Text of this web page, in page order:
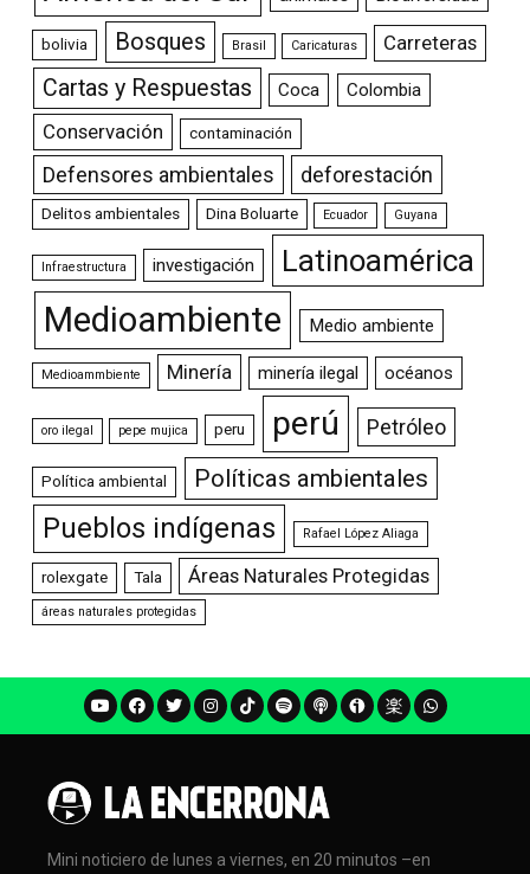
bolivia Bosques Brasil Caricaturas Carreteras
Cartas y Respuestas Coca Colombia
Conservación contaminación
Defensores ambientales deforestación
Delitos ambientales Dina Boluarte Ecuador Guyana
Infraestructura investigación Latinoamérica
Medioambiente Medio ambiente
Medioammbiente Minería minería ilegal océanos
oro ilegal pepe mujica peru perú Petróleo
Política ambiental Políticas ambientales
Pueblos indígenas Rafael López Aliaga
rolexgate Tala Áreas Naturales Protegidas
áreas naturales protegidas
Mini noticiero de lunes a viernes, en 20 minutos –en